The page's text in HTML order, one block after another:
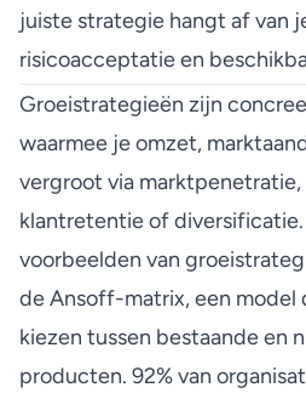
juiste strategie hangt af van
risicoacceptatie en
Groeistrategieën zijn
waarmee je omzet,
vergroot via
klantretentie of
voorbeelden van
de Ansoff-matrix, een
kiezen tussen bestaande en
producten. 92% van